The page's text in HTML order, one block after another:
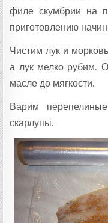
филе скумбрии на
приготовлению
Чистим лук и
а лук мелко рубим.
масле до мягкости.
Варим
скарлупы.